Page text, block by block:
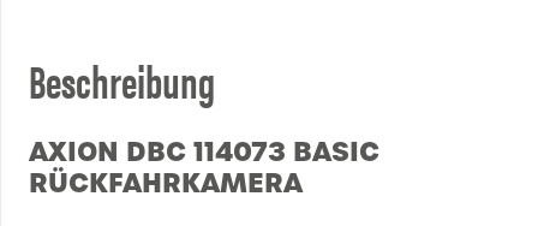
Beschreibung
AXION DBC 114073 BASIC
RÜCKFAHRKAMERA